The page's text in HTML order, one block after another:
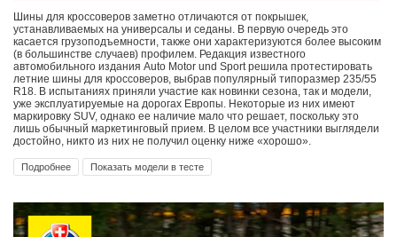
Шины для кроссоверов заметно отличаются от покрышек,
устанавливаемых на универсалы и седаны. В первую очередь это
касается грузоподъемности, также они характеризуются более высоким
(в большинстве случаев) профилем. Редакция известного
автомобильного издания Auto Motor und Sport решила протестировать
летние шины для кроссоверов, выбрав популярный типоразмер 235/55
R18. В испытаниях приняли участие как новинки сезона, так и модели,
уже эксплуатируемые на дорогах Европы. Некоторые из них имеют
маркировку SUV, однако ее наличие мало что решает, поскольку это
лишь обычный маркетинговый прием. В целом все участники выглядели
достойно, никто из них не получил оценку ниже «хорошо».
Подробнее Показать модели в тесте